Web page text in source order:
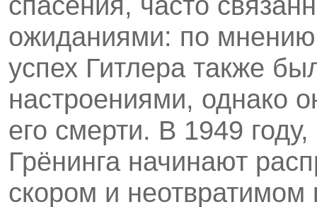
ожиданиями: по
успех Гитлера также
настроениями, однако
его смерти. В 1949
Грёнинга начинают
скором и неотвратимом